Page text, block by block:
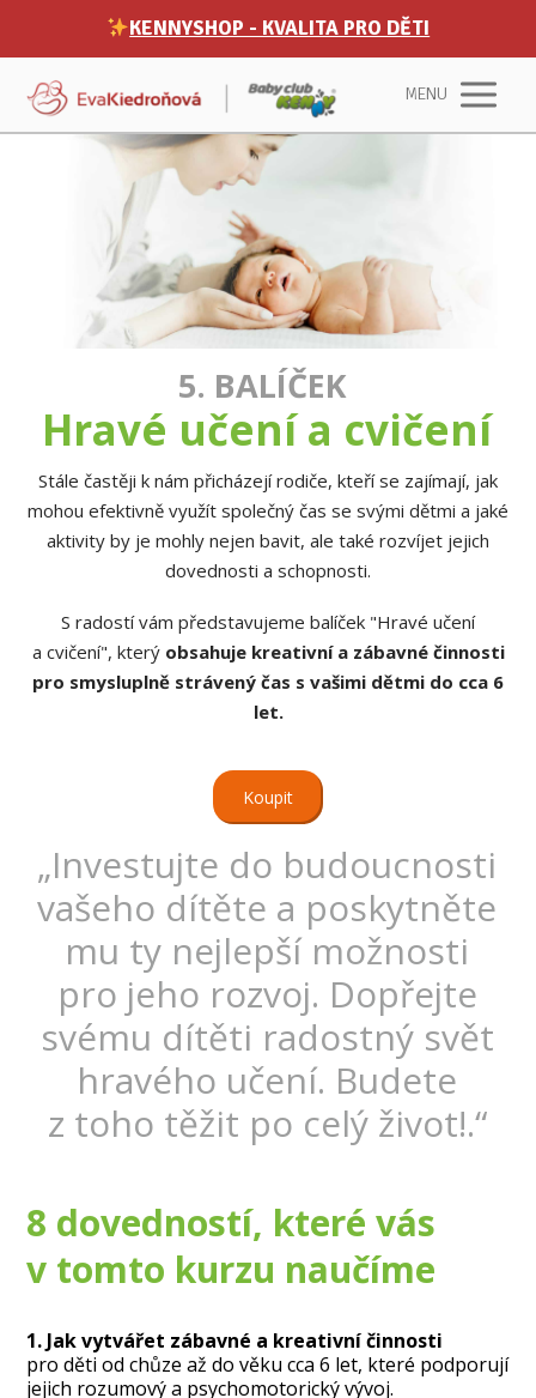
KENNYSHOP - KVALITA PRO DĚTI
MENU
5. BALÍČEK
Hravé učení a cvičení
Stále častěji k nám přicházejí rodiče, kteří se zajímají, jak
mohou efektivně využít společný čas se svými dětmi a jaké
aktivity by je mohly nejen bavit, ale také rozvíjet jejich
dovednosti a schopnosti.
S radostí vám představujeme balíček "Hravé učení
a cvičení", který obsahuje kreativní a zábavné činnosti
pro smysluplně strávený čas s vašimi dětmi do cca 6
let.
Koupit
„Investujte do budoucnosti
vašeho dítěte a poskytněte
mu ty nejlepší možnosti
pro jeho rozvoj. Dopřejte
svému dítěti radostný svět
hravého učení. Budete
z toho těžit po celý život!.“
8 dovedností, které vás
v tomto kurzu naučíme
1. Jak vytvářet zábavné a kreativní činnosti
pro děti od chůze až do věku cca 6 let, které podporují
jejich rozumový a psychomotorický vývoj.